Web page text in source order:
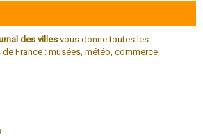
des villesvous donne toutes les
France : musées, météo, commerce,